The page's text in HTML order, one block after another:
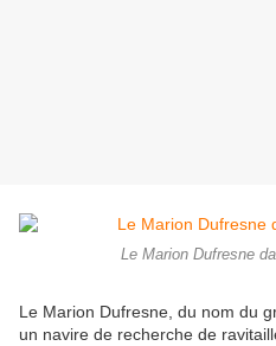
Le Marion Dufresne
Le Marion Dufresne, du nom du
un navire de recherche de